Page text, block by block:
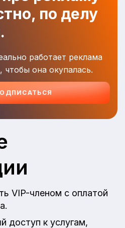
по делу
работает реклама
чтобы она окупалась.
VIP-членом с оплатой
доступ к услугам,